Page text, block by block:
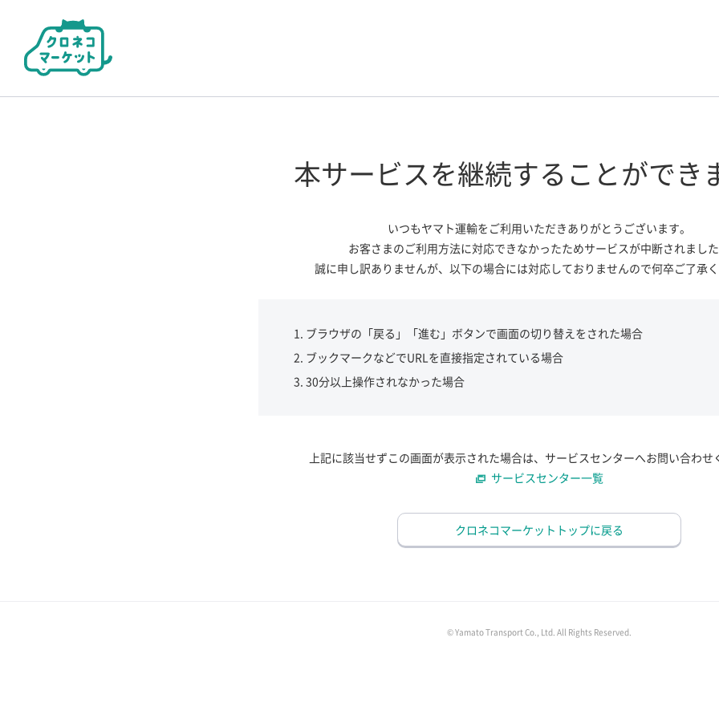
本サービスを継続する ことができ
いつもヤマト運輸をご利用いただきありがとうございます。
お客さまのご利用方法に対応できなかったためサービスが中断されました
誠に申し訳ありませんが、 以下の場合には対応しておりませんので何卒ご了承く
ブラウザの「戻る」「進む」ボタンで画面の切り替えをされた場合
ブックマークなどでURLを直接指定されている場合
30分以上操作されなかった場合
上記に該当せずこの画面が表示された場合は、サービスセンターへお問い合わせ
サービスセンター一覧
クロネコマーケットトップに戻る
© Yamato Transport Co., Ltd. All Rights Reserved.